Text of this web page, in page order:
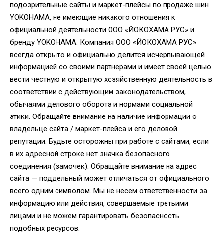
Шины Yokohama G018
255/70 R16 111H
подозрительные сайты и маркет-плейсы по продаже шин
YOKOHAMA, не имеющие никакого отношения к
официальной деятельности ООО «ЙОКОХАМА РУС» и
бренду YOKOHAMA. Компания ООО «ЙОКОХАМА РУС»
всегда открыто и официально делится исчерпывающей
информацией со своими партнерами и имеет своей целью
вести честную и открытую хозяйственную деятельность в
соответствии с действующим законодательством,
обычаями делового оборота и нормами социальной
этики. Обращайте внимание на наличие информации о
владельце сайта / маркет-плейса и его деловой
репутации. Будьте осторожны при работе с сайтами, если
в их адресной строке нет значка безопасного
соединения (замочек). Обращайте внимание на адрес
сайта — поддельный может отличаться от официального
всего одним символом. Мы не несем ответственности за
информацию или действия, совершаемые третьими
лицами и не можем гарантировать безопасность
подобных ресурсов.